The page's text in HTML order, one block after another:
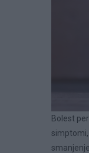
Bolest